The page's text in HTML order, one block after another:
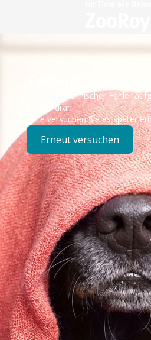
Technisches
Es ist ein technischer Fehler
bereits dran.
Bitte versuchen Sie es später
Erneut versuchen